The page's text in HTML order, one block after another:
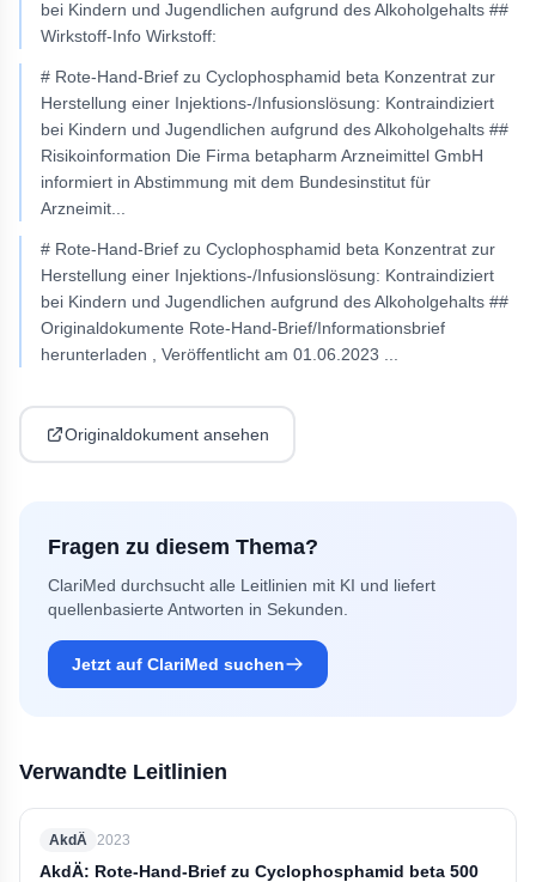
bei Kindern und Jugendlichen aufgrund des Alkoholgehalts ##
Wirkstoff-Info Wirkstoff:
# Rote-Hand-Brief zu Cyclophosphamid beta Konzentrat zur
Herstellung einer Injektions-/Infusionslösung: Kontraindiziert
bei Kindern und Jugendlichen aufgrund des Alkoholgehalts ##
Risikoinformation Die Firma betapharm Arzneimittel GmbH
informiert in Abstimmung mit dem Bundesinstitut für
Arzneimit
# Rote-Hand-Brief zu Cyclophosphamid beta Konzentrat zur
Herstellung einer Injektions-/Infusionslösung: Kontraindiziert
bei Kindern und Jugendlichen aufgrund des Alkoholgehalts ##
Originaldokumente Rote-Hand-Brief/Informationsbrief
herunterladen , Veröffentlicht am 01.06.2023
Originaldokument ansehen
Fragen zu diesem Thema?
ClariMed durchsucht alle Leitlinien mit KI und liefert
quellenbasierte Antworten in Sekunden.
Jetzt auf ClariMed suchen
Verwandte Leitlinien
AkdÄ 2023
AkdÄ: Rote-Hand-Brief zu Cyclophosphamid beta 500